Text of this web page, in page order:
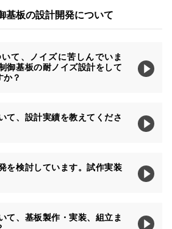
基板の設計開発について
て、ノイズに苦しんでいま
御基板の耐ノイズ設計をして
か？
て、設計実績を教えてくださ
を検討しています。試作実装
て、基板製作・実装、組立ま